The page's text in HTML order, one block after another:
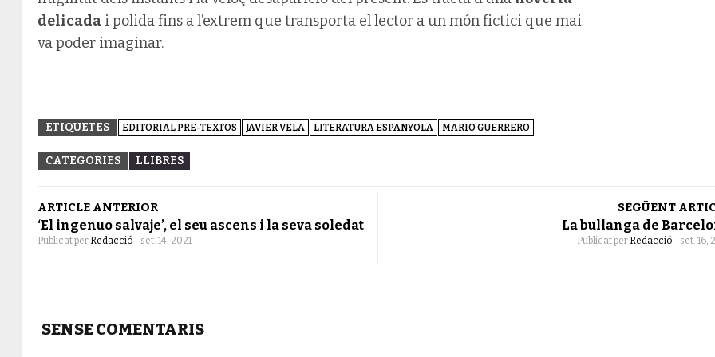
delicada i polida fins a l’extrem que transporta el lector a un món fictici que mai
va poder imaginar.
ETIQUETES EDITORIAL PRE-TEXTOS JAVIER VELA LITERATURA ESPANYOLA MARIO GUERRERO
CATEGORIES LLIBRES
ARTICLE ANTERIOR
‘El ingenuo salvaje’, el seu ascens i la seva soledat
Publicat per Redacció - set. 14, 2021
SEGÜENT
La bullanga de
Publicat per Redacció - set. 16,
SENSE COMENTARIS